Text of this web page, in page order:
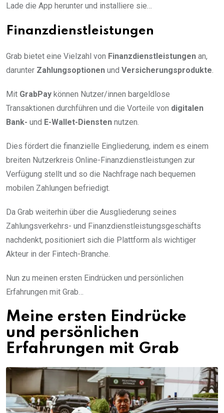
Lade die App herunter und installiere sie…
Finanzdienstleistungen
Grab bietet eine Vielzahl von Finanzdienstleistungen an,
darunter Zahlungsoptionen und Versicherungsprodukte
Mit GrabPay können Nutzer/innen bargeldlose
Transaktionen durchführen und die Vorteile von digitalen
Bank- und E-Wallet-Diensten nutzen.
Dies fördert die finanzielle Eingliederung, indem es einem
breiten Nutzerkreis Online-Finanzdienstleistungen zur
Verfügung stellt und so die Nachfrage nach bequemen
mobilen Zahlungen befriedigt.
Da Grab weiterhin über die Ausgliederung seines
Zahlungsverkehrs- und Finanzdienstleistungsgeschäfts
nachdenkt, positioniert sich die Plattform als wichtiger
Akteur in der Fintech-Branche.
Nun zu meinen ersten Eindrücken und persönlichen
Erfahrungen mit Grab…
Meine ersten Eindrücke
und persönlichen
Erfahrungen mit Grab